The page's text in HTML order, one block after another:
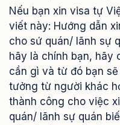
Nếu bạn xin visa tự
viết này: Hướng dẫn
cho sứ quán/ lãnh sự
hãy là chính bạn, hãy
cần gì và từ đó bạn
tưởng từ người khác
thành công cho việc
quán/ lãnh sự quán